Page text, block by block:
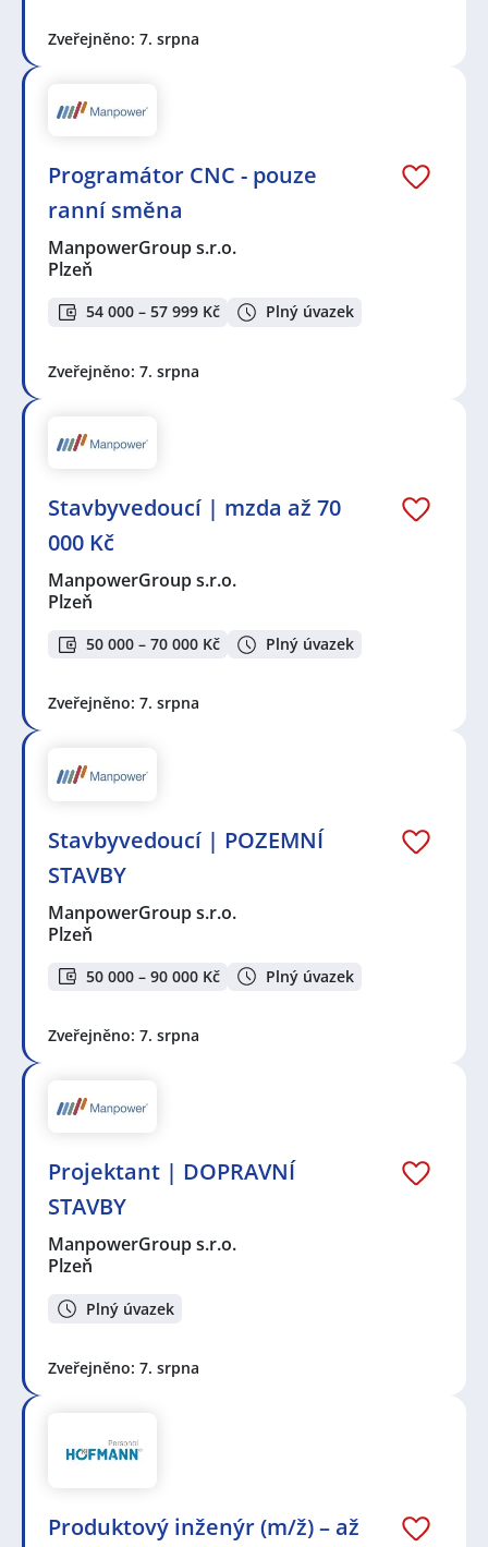
Zveřejněno: 7. srpna
Programátor CNC - pouze
ranní směna
ManpowerGroup s.r.o.
Plzeň
54 000 – 57 999 Kč Plný úvazek
Zveřejněno: 7. srpna
Stavbyvedoucí | mzda až 70
000 Kč
ManpowerGroup s.r.o.
Plzeň
50 000 – 70 000 Kč Plný úvazek
Zveřejněno: 7. srpna
Stavbyvedoucí | POZEMNÍ
STAVBY
ManpowerGroup s.r.o.
Plzeň
50 000 – 90 000 Kč Plný úvazek
Zveřejněno: 7. srpna
Projektant | DOPRAVNÍ
STAVBY
ManpowerGroup s.r.o.
Plzeň
Plný úvazek
Zveřejněno: 7. srpna
Produktový inženýr (m/ž) – až